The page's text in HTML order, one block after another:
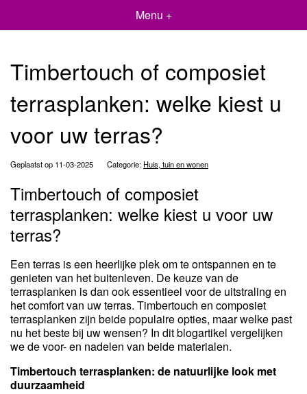
Menu +
Timbertouch of composiet
terrasplanken: welke kiest u
voor uw terras?
Geplaatst op 11-03-2025 Categorie: Huis, tuin en wonen
Timbertouch of composiet
terrasplanken: welke kiest u voor uw
terras?
Een terras is een heerlijke plek om te ontspannen en te
genieten van het buitenleven. De keuze van de
terrasplanken is dan ook essentieel voor de uitstraling en
het comfort van uw terras. Timbertouch en composiet
terrasplanken zijn beide populaire opties, maar welke past
nu het beste bij uw wensen? In dit blogartikel vergelijken
we de voor- en nadelen van beide materialen.
Timbertouch terrasplanken: de natuurlijke look met
duurzaamheid